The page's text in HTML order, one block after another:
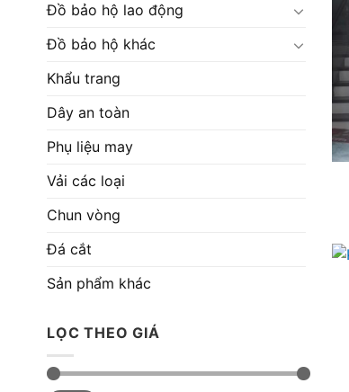
Đồ bảo hộ lao động
Đồ bảo hộ khác
Khẩu trang
Dây an toàn
Phụ liệu may
Vải các loại
Chun vòng
Đá cắt
Sản phẩm khác
LỌC THEO GIÁ